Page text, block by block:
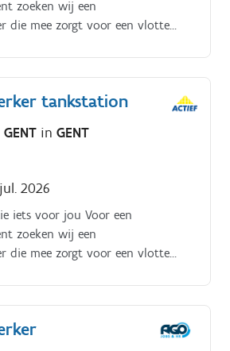
zoeken wij een
die mee zorgt voor een vlotte
tankstation
GENT in GENT
2026
iets voor jou Voor een
zoeken wij een
die mee zorgt voor een vlotte
omgeving Jouw
en bedienen van klanten.